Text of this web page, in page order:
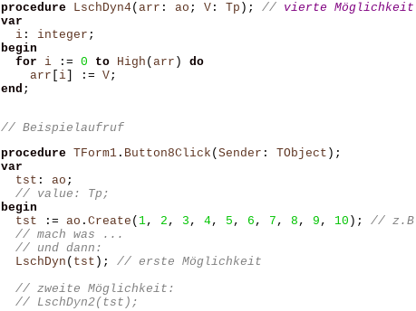
procedure LschDyn4( arr : ao ; V : Tp ); // vierte Möglichkeit
var
i : integer ;
begin
for
i := 0 to High ( arr )
do
arr
i := V;
end ;
// Beispielaufruf
procedure TForm1 . Button8Click ( Sender : TObject );
var
tst : ao ;
begin
tst
:= ao . Create ( 1, 2 , 3 , 4, 5 , 6 , 7 , 8 , 9 , 10 );
LschDyn ( tst );